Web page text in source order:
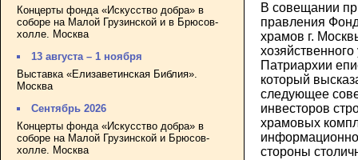
Концерты фонда «Искусство добра» в
соборе на Малой Грузинской и в Брюсов-
холле. Москва
13 августа – 1 ноября
Выставка «Елизаветинская Библия».
Москва
Сентябрь 2026
Концерты фонда «Искусство добра» в
соборе на Малой Грузинской и Брюсов-
холле. Москва
В совещании
правления
храмов г.
Патриархии
который
следующее
инвесторов
храмовых
стороны